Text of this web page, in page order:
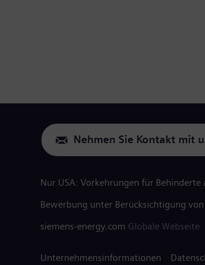
Nehmen Sie Kontakt mit
Nur USA: Vorkehrungen für Behinderte
Bewerbung unter Berücksichtigung
siemens-energy.com Globale Webseite
Unternehmensinformationen